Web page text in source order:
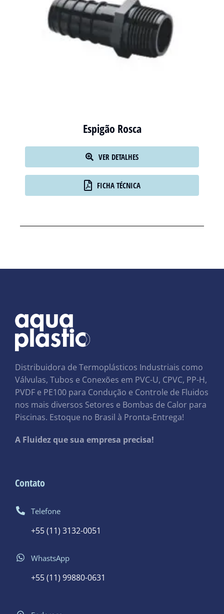
Espigão Rosca
VER DETALHES
FICHA TÉCNICA
Distribuidora de Termoplásticos Industriais como
Válvulas, Tubos e Conexões em PVC-U, CPVC, PP-H,
PVDF e PE100 para Condução e Controle de Fluidos
nos mais diversos Setores e Bombas de Calor para
Piscinas. Estoque no Brasil à Pronta-Entrega!
A Fluidez que sua empresa precisa!
Contato
Telefone
+55 (11) 3132-0051
WhastsApp
+55 (11) 99880-0631